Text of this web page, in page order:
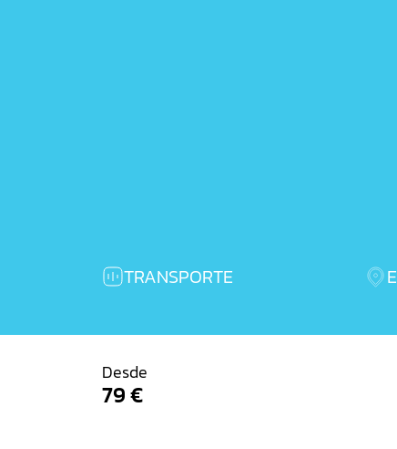
TRANSPORTE
Desde
79 €